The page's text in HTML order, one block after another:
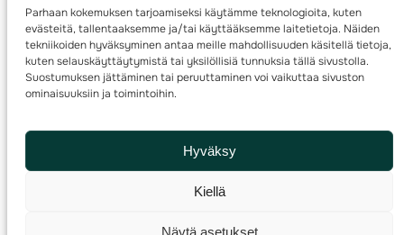
Parhaan kokemuksen tarjoamiseksi käytämme teknologioita, kuten
evästeitä, tallentaaksemme ja/tai käyttääksemme laitetietoja. Näiden
tekniikoiden hyväksyminen antaa meille mahdollisuuden käsitellä tietoja,
kuten selauskäyttäytymistä tai yksilöllisiä tunnuksia tällä sivustolla.
Suostumuksen jättäminen tai peruuttaminen voi vaikuttaa sivuston
ominaisuuksiin ja toimintoihin.
Hyväksy
Kiellä
Näytä asetukset
Kartoitus
Ratamestari
© 2025 ·Suomen Suunnistusliitto· Valimotie 10, 00380 Helsinki, Finland
info(a)suunnistusliitto.fi,Rastilipun asiat: rastilippu(a)suunnistusliitto.fi
Kilpailut ja kuntorastit – Rastilippu:::Rastilipun ohjeet